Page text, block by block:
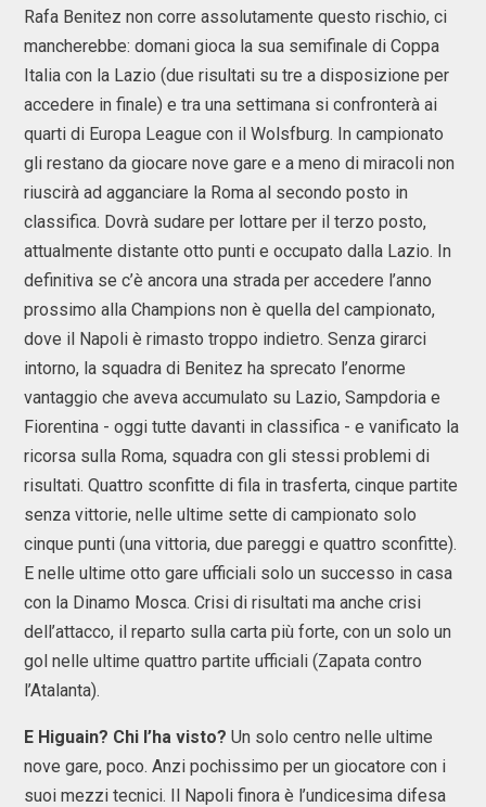
Rafa Benitez non corre assolutamente questo rischio, ci
mancherebbe: domani gioca la sua semifinale di Coppa
Italia con la Lazio (due risultati su tre a disposizione per
accedere in finale) e tra una settimana si confronterà ai
quarti di Europa League con il Wolsfburg. In campionato
gli restano da giocare nove gare e a meno di miracoli non
riuscirà ad agganciare la Roma al secondo posto in
classifica. Dovrà sudare per lottare per il terzo posto,
attualmente distante otto punti e occupato dalla Lazio. In
definitiva se c’è ancora una strada per accedere l’anno
prossimo alla Champions non è quella del campionato,
dove il Napoli è rimasto troppo indietro. Senza girarci
intorno, la squadra di Benitez ha sprecato l’enorme
vantaggio che aveva accumulato su Lazio, Sampdoria e
Fiorentina - oggi tutte davanti in classifica - e vanificato la
ricorsa sulla Roma, squadra con gli stessi problemi di
risultati. Quattro sconfitte di fila in trasferta, cinque partite
senza vittorie, nelle ultime sette di campionato solo
cinque punti (una vittoria, due pareggi e quattro sconfitte).
E nelle ultime otto gare ufficiali solo un successo in casa
con la Dinamo Mosca. Crisi di risultati ma anche crisi
dell’attacco, il reparto sulla carta più forte, con un solo un
gol nelle ultime quattro partite ufficiali (Zapata contro
l’Atalanta).
E Higuain? Chi l’ha visto? Un solo centro nelle ultime
nove gare, poco. Anzi pochissimo per un giocatore con i
suoi mezzi tecnici. Il Napoli finora è l’undicesima difesa